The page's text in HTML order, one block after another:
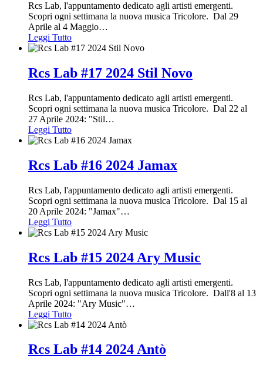
Rcs Lab, l'appuntamento dedicato agli artisti emergenti.
Scopri ogni settimana la nuova musica Tricolore. Dal 29
Aprile al 4 Maggio…
Leggi Tutto
Rcs Lab #17 2024 Stil Novo
Rcs Lab, l'appuntamento dedicato agli artisti emergenti.
Scopri ogni settimana la nuova musica Tricolore. Dal 22 al
27 Aprile 2024: "Stil…
Leggi Tutto
Rcs Lab #16 2024 Jamax
Rcs Lab, l'appuntamento dedicato agli artisti emergenti.
Scopri ogni settimana la nuova musica Tricolore. Dal 15 al
20 Aprile 2024: "Jamax"…
Leggi Tutto
Rcs Lab #15 2024 Ary Music
Rcs Lab, l'appuntamento dedicato agli artisti emergenti.
Scopri ogni settimana la nuova musica Tricolore. Dall'8 al 13
Aprile 2024: "Ary Music"…
Leggi Tutto
Rcs Lab #14 2024 Antò